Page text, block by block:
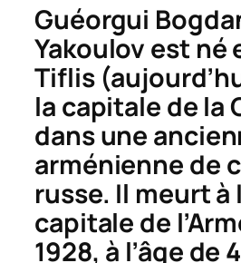
Guéorgui
Yakoulov est né
Tiflis
la capitale de la
dans une
arménienne de
russe. Il meurt à
capitale de
1928, à l’âge de